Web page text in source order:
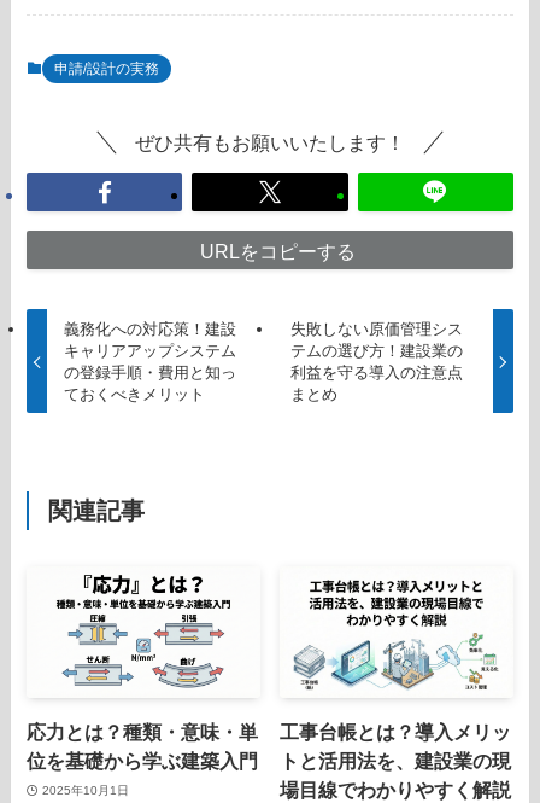
申請/設計の実務
ぜひ共有もお願いいたします！
URLをコピーする
義務化への対応策！建設
キャリアアップシステム
の登録手順・費用と知っ
ておくべきメリット
失敗しない原価管理シス
テムの選び方！建設業の
利益を守る導入の注意点
まとめ
関連記事
応力とは？種類・意味・単
位を基礎から学ぶ建築入門
2025年10月1日
工事台帳とは？導入メリッ
トと活用法を、建設業の現
場目線でわかりやすく解説